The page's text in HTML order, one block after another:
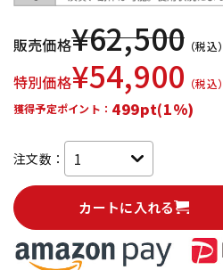
販売価格¥62,500 （税込）
特別価格¥54,900 （税込）
獲得予定ポイント： 499pt(1%)
注文数：
カートに入れる